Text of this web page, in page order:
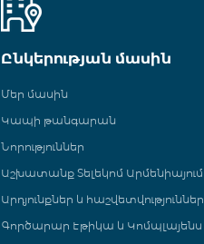
Ընկերության մասին
Մեր մասին
Կապի թանգարան
Նորություններ
Աշխատանք Տելեկոմ Արմենիայում
Արդյունքներ և հաշվետվություններ
Գործարար Էթիկա և Կոմպլայենս